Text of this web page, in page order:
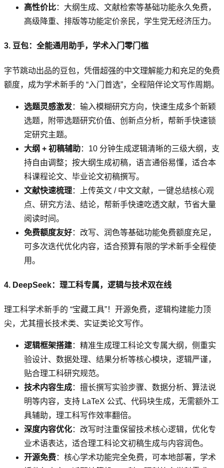
高性价比：大纲生成、文献检索等基础功能永久免费，
高级降重、排版等功能定价亲民，学生党无经济压力。
3. 豆包：全能通用助手，学术入门零门槛
字节跳动出品的豆包，凭借超强的中文理解能力和充足的免费
额度，成为学术新手的 “入门首选”，全程陪伴论文写作周期。
选题灵感激发：输入模糊研究方向，快速生成多个新颖
选题，附带选题研究价值、创新点分析，帮新手快速锁
定研究主题。
大纲 + 初稿辅助：10 分钟生成逻辑清晰的三级大纲，支
持自由调整；按大纲生成初稿，语言通俗易懂，适合本
科课程论文、毕业论文初稿撰写。
文献快速梳理：上传英文 / 中文文献，一键总结核心观
点、研究方法、结论，帮新手快速吃透文献，节省大量
阅读时间。
免费额度友好：改写、润色等基础功能免费额度充足，
可多次迭代优化内容，适合预算有限的学术新手全程使
用。
4. DeepSeek：理工科专属，逻辑与技术双在线
理工科学术新手的 “宝藏工具”！开源免费，逻辑构建能力顶
尖，尤其擅长技术类、实证类论文写作。
逻辑框架搭建：精准生成理工科论文专属大纲，侧重实
验设计、数据处理、结果分析等核心模块，逻辑严谨，
贴合理工科研究规范。
技术内容生成：擅长撰写实验步骤、数据分析、算法说
明等内容，支持 LaTeX 公式、代码块生成，无需额外工
具辅助，理工科写作效率翻倍。
深度内容优化：改写时注重保留技术核心逻辑，优化专
业术语表达，适合理工科论文初稿生成与内容润色。
开源免费：核心学术功能完全免费，可本地部署，学术